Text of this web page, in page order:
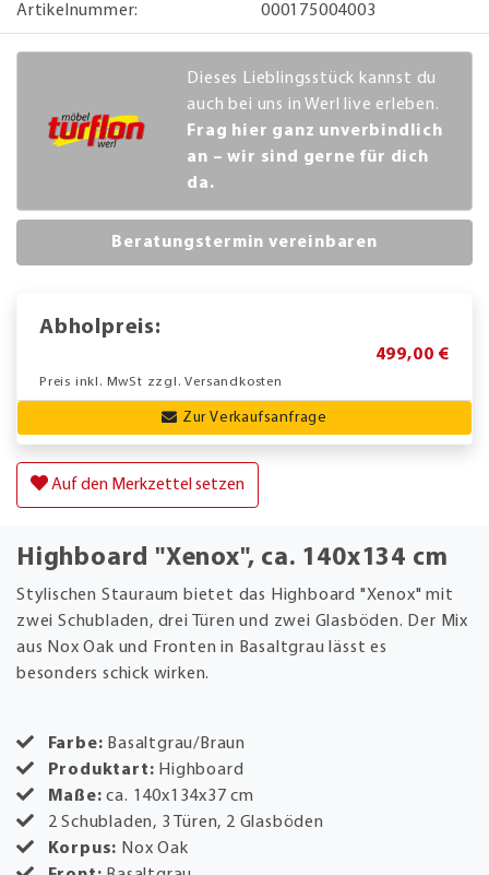
Artikelnummer: 000175004003
Dieses Lieblingsstück kannst du
auch bei uns in Werl live erleben.
Frag hier ganz unverbindlich
an – wir sind gerne für dich
da.
Beratungstermin vereinbaren
Abholpreis:
499,00 €
Preis inkl. MwSt zzgl. Versandkosten
Zur Verkaufsanfrage
Auf den Merkzettel setzen
Highboard "Xenox", ca. 140x134 cm
Stylischen Stauraum bietet das Highboard "Xenox" mit
zwei Schubladen, drei Türen und zwei Glasböden. Der Mix
aus Nox Oak und Fronten in Basaltgrau lässt es
besonders schick wirken.
Farbe: Basaltgrau/Braun
Produktart: Highboard
Maße:ca. 140x134x37 cm
2 Schubladen, 3 Türen, 2 Glasböden
Korpus: Nox Oak